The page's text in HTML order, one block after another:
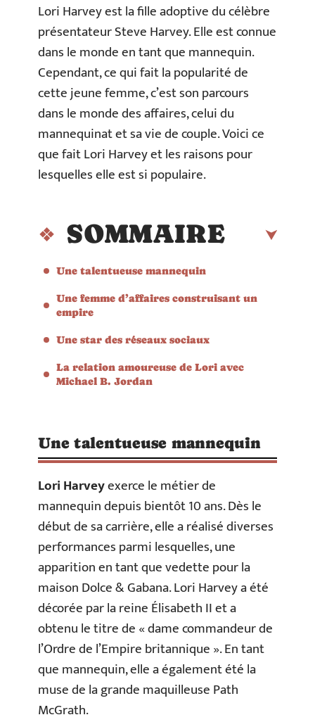
Lori Harvey est la fille adoptive du célèbre
présentateur Steve Harvey. Elle est connue
dans le monde en tant que mannequin.
Cependant, ce qui fait la popularité de
cette jeune femme, c’est son parcours
dans le monde des affaires, celui du
mannequinat et sa vie de couple. Voici ce
que fait Lori Harvey et les raisons pour
lesquelles elle est si populaire.
SOMMAIRE
Une talentueuse mannequin
Une femme d’affaires construisant un
empire
Une star des réseaux sociaux
La relation amoureuse de Lori avec
Michael B. Jordan
Une talentueuse mannequin
LoriHarveyexerce le métier de
mannequin depuis bientôt 10 ans. Dès le
début de sa carrière, elle a réalisé diverses
performances parmi lesquelles, une
apparition en tant que vedette pour la
maison Dolce & Gabana. Lori Harvey a été
décorée par la reine Élisabeth II et a
obtenu le titre de « dame commandeur de
l’Ordre de l’Empire britannique ». En tant
que mannequin, elle a également été la
muse de la grande maquilleuse Path
McGrath.